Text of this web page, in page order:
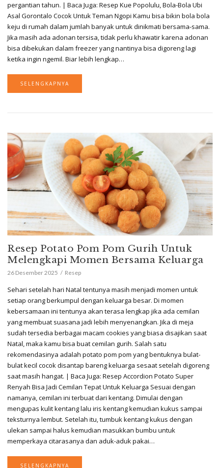
pergantian tahun. | Baca Juga: Resep Kue Popolulu, Bola-Bola Ubi
Asal Gorontalo Cocok Untuk Teman Ngopi Kamu bisa bikin bola bola
keju di rumah dalam jumlah banyak untuk dinikmati bersama-sama.
Jika masih ada adonan tersisa, tidak perlu khawatir karena adonan
bisa dibekukan dalam freezer yang nantinya bisa digoreng lagi
ketika ingin ngemil. Biar lebih lengkap…
SELENGKAPNYA
Resep Potato Pom Pom Gurih Untuk
Melengkapi Momen Bersama Keluarga
26 Desember 2025 Resep
Sehari setelah hari Natal tentunya masih menjadi momen untuk
setiap orang berkumpul dengan keluarga besar. Di momen
kebersamaan ini tentunya akan terasa lengkap jika ada cemilan
yang membuat suasana jadi lebih menyenangkan. Jika di meja
sudah tersedia berbagai macam cookies yang biasa disajikan saat
Natal, maka kamu bisa buat cemilan gurih. Salah satu
rekomendasinya adalah potato pom pom yang bentuknya bulat-
bulat kecil cocok disantap bareng keluarga sesaat setelah digoreng
saat masih hangat. | Baca Juga: Resep Accordion Potato Super
Renyah Bisa Jadi Cemilan Tepat Untuk Keluarga Sesuai dengan
namanya, cemilan ini terbuat dari kentang. Dimulai dengan
mengupas kulit kentang lalu iris kentang kemudian kukus sampai
teksturnya lembut. Setelah itu, tumbuk kentang kukus dengan
ulekan sampai halus kemudian masukkan bumbu untuk
memperkaya citarasanya dan aduk-aduk pakai…
SELENGKAPNYA